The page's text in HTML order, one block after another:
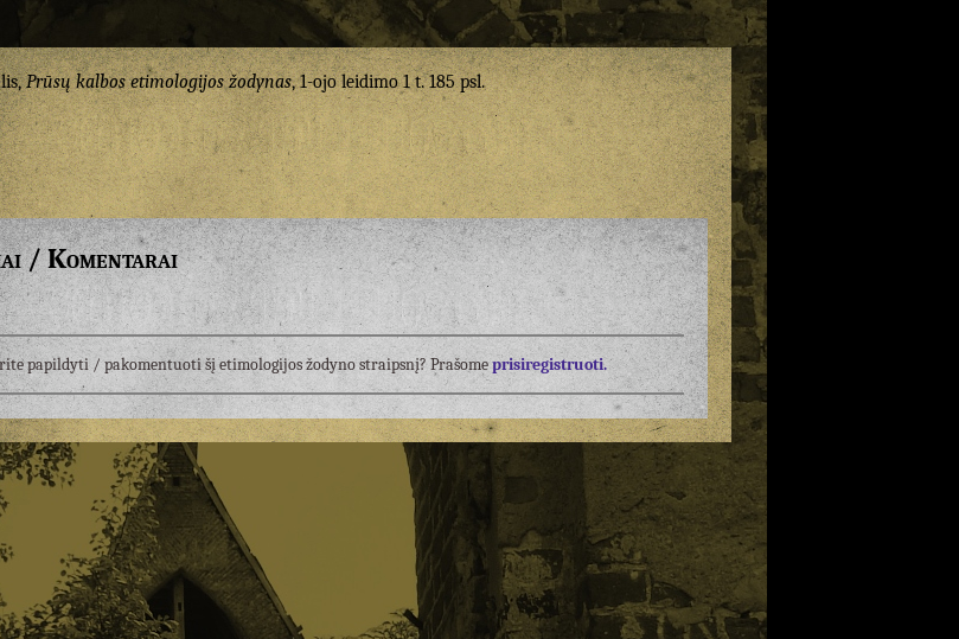
Prūsų kalbos etimologijos žodynas, 1-ojo leidimo 1 t. 185 psl.
/ Komentarai
papildyti / pakomentuoti šį etimologijos žodyno straipsnį? Prašomeprisiregistruoti.